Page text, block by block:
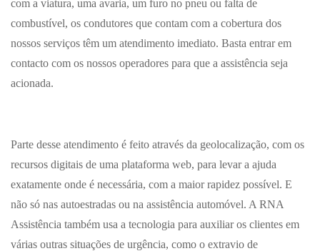
com a viatura, uma avaria, um furo no pneu ou falta de
combustível, os condutores que contam com a cobertura dos
nossos serviços têm um atendimento imediato. Basta entrar em
contacto com os nossos operadores para que a assistência seja
acionada.
Parte desse atendimento é feito através da geolocalização, com os
recursos digitais de uma plataforma web, para levar a ajuda
exatamente onde é necessária, com a maior rapidez possível. E
não só nas autoestradas ou na assistência automóvel. A RNA
Assistência também usa a tecnologia para auxiliar os clientes em
várias outras situações de urgência, como o extravio de